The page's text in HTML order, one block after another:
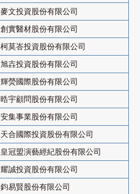
麥文投資股份有限公司
創實醫材股份有限公司
柯莫峇投資股份有限公司
旭壵投資股份有限公司
輝熒國際股份有限公司
晧宇顧問股份有限公司
安集事業股份有限公司
天合國際投資股份有限公司
皇冠盟演藝經紀股份有限公司
耀誠投資股份有限公司
鈞易賢股份有限公司